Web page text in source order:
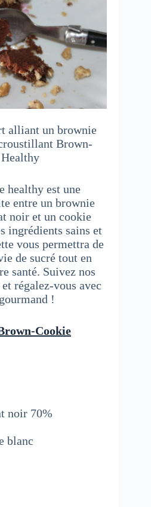
alliant un brownie
Brown-
healthy est une
entre un brownie
noir et un cookie
ingrédients sains et
vous permettra de
de sucré tout en
santé. Suivez nos
régalez-vous avec
!
Cookie
noir 70%
blanc